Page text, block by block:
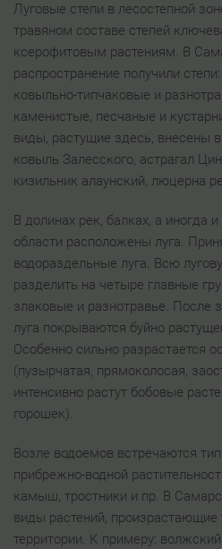
Луговые степи в лесостепной
травяном составе степей
ксерофитовым растениям. В
распространение получили
ковыльно-типчаковые и
каменистые, песчаные и
виды, растущие здесь, внесены
ковыль Залесского, астрагал
кизильник алаунский, люцерна
В долинах рек, балках, а иногда
области расположены луга.
водораздельные луга. Всю
разделить на четыре главные
злаковые и разнотравье. После
луга покрываются буйно
Особенно сильно разрастается
(пузырчатая, прямоколосая,
интенсивно растут бобовые
горошек).
Возле водоемов встречаются
прибрежно-водной
камыш, тростники и пр. В
виды растений, произрастающие
территории. К примеру: